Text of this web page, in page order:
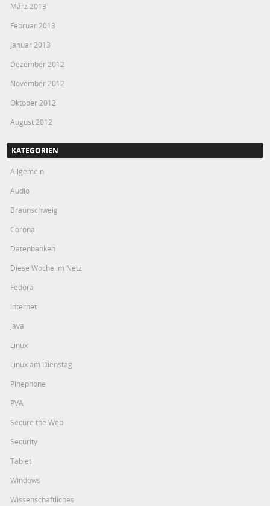
März 2013
Februar 2013
Januar 2013
Dezember 2012
November 2012
Oktober 2012
August 2012
KATEGORIEN
Allgemein
Audio
Braunschweig
Corona
Datenbanken
Diese Woche im Netz
Fedora
Internet
Java
Linux
Linux am Dienstag
Pinephone
PVA
Secure the Web
Security
Tablet
Windows
Wissenschaftliches